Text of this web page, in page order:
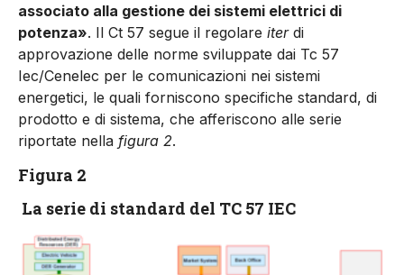
associato alla gestione dei sistemi elettrici di
potenza». Il Ct 57 segue il regolare iterdi
approvazione delle norme sviluppate dai Tc 57
Iec/Cenelec per le comunicazioni nei sistemi
energetici, le quali forniscono specifiche standard, di
prodotto e di sistema, che afferiscono alle serie
riportate nella figura 2.
Figura 2
La serie di standard del TC 57 IEC